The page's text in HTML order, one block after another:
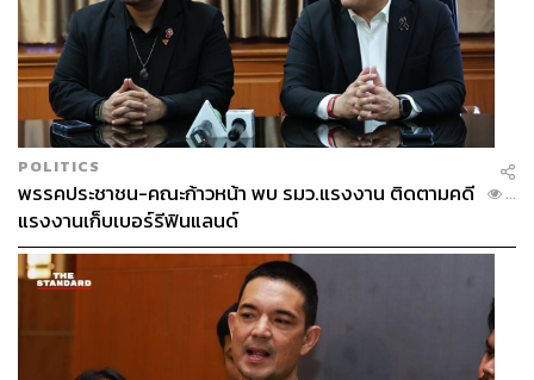
POLITICS
พรรคประชาชน-คณะก้าวหน้า พบ รมว.แรงงาน ติดตามคดี
แรงงานเก็บเบอร์รีฟินแลนด์
...